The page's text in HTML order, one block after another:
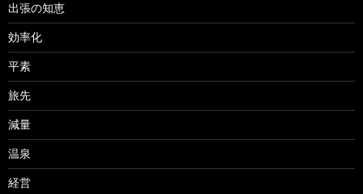
出張の知恵
効率化
平素
旅先
減量
温泉
経営